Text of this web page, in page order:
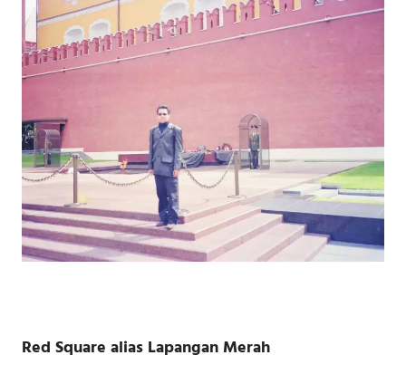
Red Square alias Lapangan Merah